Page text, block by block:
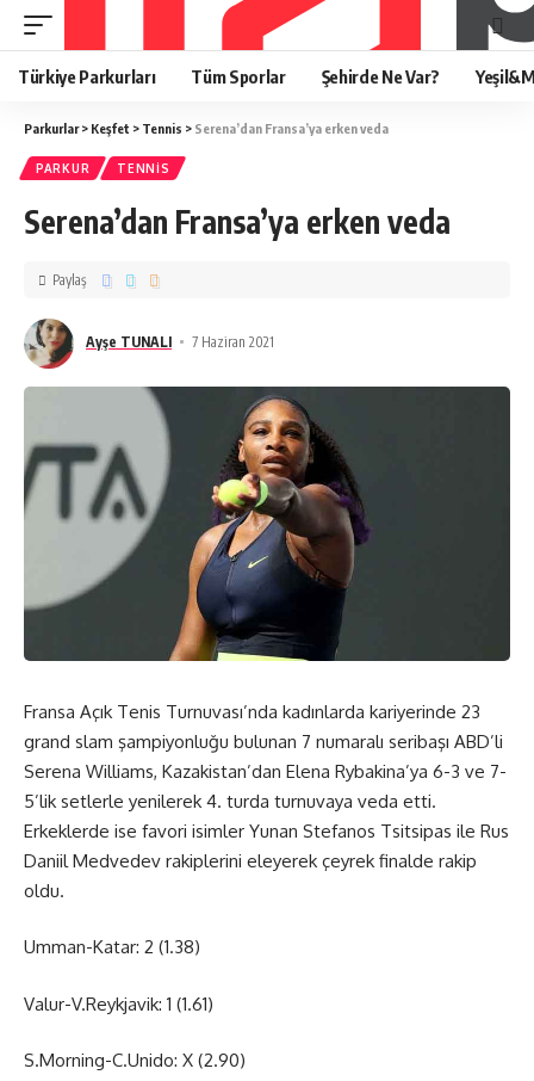
Türkiye Parkurları Tüm Sporlar Şehirde Ne Var?
Parkurlar> Keşfet > Tennis > Serena’dan Fransa’ya erken veda
PARKUR TENNIS
Serena’dan Fransa’ya erken veda
Ayşe TUNALI 7 Haziran 2021
Paylaş
Fransa Açık Tenis Turnuvası’nda kadınlarda kariyerinde 23
grand slam şampiyonluğu bulunan 7 numaralı seribaşı ABD’li
Serena Williams, Kazakistan’dan Elena Rybakina’ya 6-3 ve 7-
5’lik setlerle yenilerek 4. turda turnuvaya veda etti.
Erkeklerde ise favori isimler Yunan Stefanos Tsitsipas ile Rus
Daniil Medvedev rakiplerini eleyerek çeyrek finalde rakip
oldu.
Umman-Katar: 2 (1.38)
Valur-V.Reykjavik: 1 (1.61)
S.Morning-C.Unido: X (2.90)